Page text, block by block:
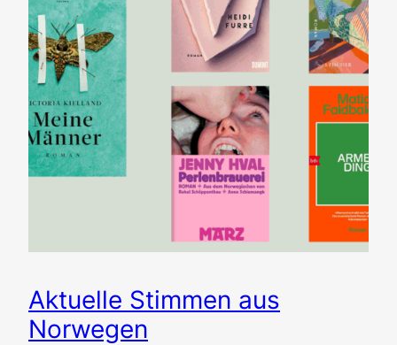
Aktuelle Stimmen aus
Norwegen